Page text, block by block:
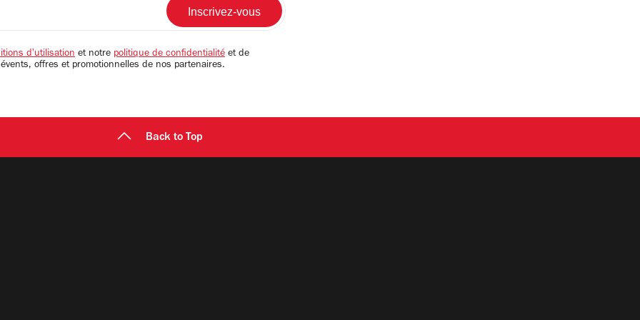
d'utilisation et notre politique de confidentialité et de
offres et promotionnelles de nos partenaires.
Back to Top